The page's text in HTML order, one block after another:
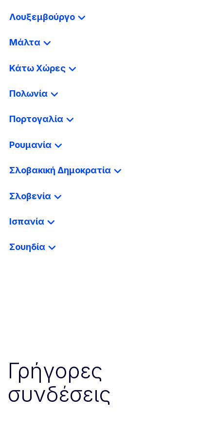
Λουξεμβούργο
Μάλτα
Κάτω Χώρες
Πολωνία
Πορτογαλία
Ρουμανία
Σλοβακική Δημοκρατία
Σλοβενία
Ισπανία
Σουηδία
Γρήγορες
συνδέσεις